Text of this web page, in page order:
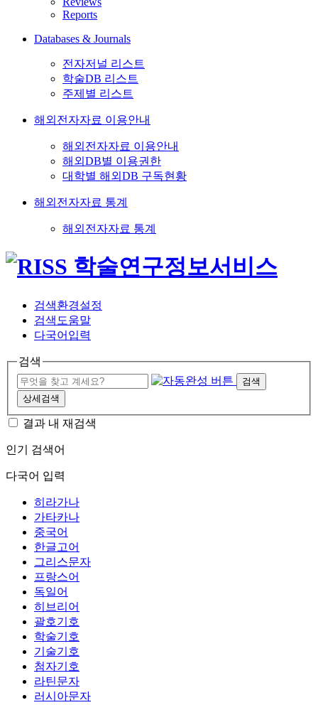
Reports
Databases & Journals
전자저널 리스트
학술DB 리스트
주제별 리스트
해외전자자료 이용안내
해외전자자료 이용안내
해외DB별 이용권한
대학별 해외DB 구독현황
해외전자자료 통계
해외전자자료 통계
검색환경설정
검색도움말
다국어입력
검색
검색
상세검색
결과 내 재검색
인기 검색어
다국어 입력
히라가나
가타카나
중국어
한글고어
그리스문자
프랑스어
독일어
히브리어
괄호기호
학술기호
기술기호
첨자기호
라틴문자
러시아문자